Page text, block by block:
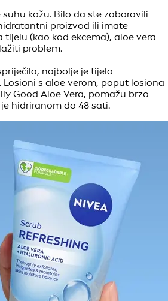
kožu. Bilo da ste zaboravili
proizvod ili imate
tijelu (kao kod ekcema), aloe vera
problem.
najbolje je tijelo
s aloe verom, poput losiona
Good Aloe Vera, pomažu brzo
hidriranom do 48 sati.